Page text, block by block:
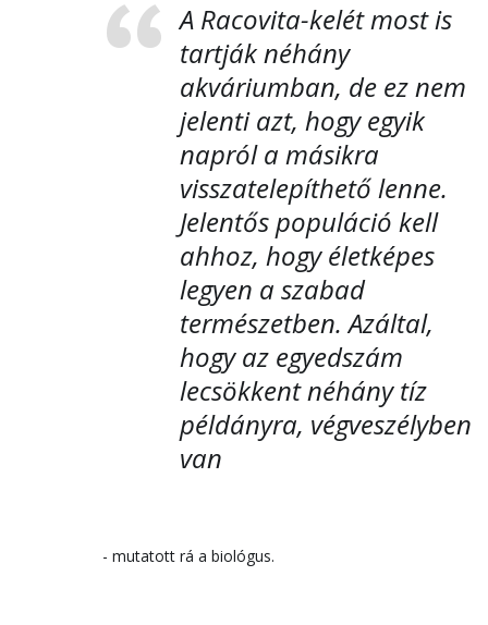
A Racovita-kelét most is
tartják néhány
akváriumban, de ez nem
jelenti azt, hogy egyik
napról a másikra
visszatelepíthető lenne.
Jelentős populáció kell
ahhoz, hogy életképes
legyen a szabad
természetben. Azáltal,
hogy az egyedszám
lecsökkent néhány tíz
példányra, végveszélyben
van
- mutatott rá a biológus.